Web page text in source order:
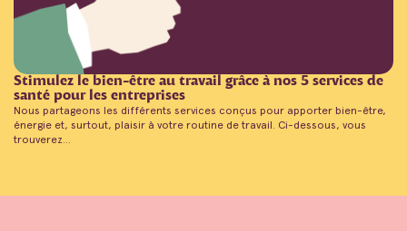
Stimulez le bien-être au travail grâce à nos 5 services de
santé pour les entreprises
Nous partageons les différents services conçus pour apporter bien-être,
énergie et, surtout, plaisir à votre routine de travail. Ci-dessous, vous
trouverez...